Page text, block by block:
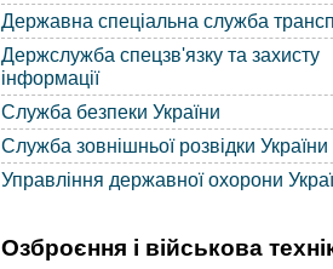
Державна спеціальна служба
Держслужба спецзв'язку та захисту
інформації
Служба безпеки України
Служба зовнішньої розвідки України
Управління державної охорони
Озброєння і військова